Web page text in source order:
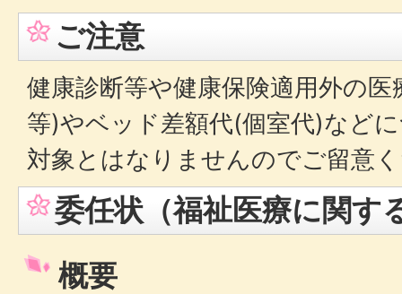
ご注意
健康診断等や健康保険適用外の
等)やベッド差額代(個室代)など
対象とはなりませんのでご留意
委任状（福祉医療に関す
概要